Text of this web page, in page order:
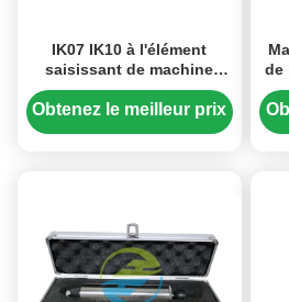
IK07 IK10 à l'élément
saisissant de machine
d'essai d'impact du CEI
60068-2-75 de 2 à l'acier
Obtenez le meilleur prix
de